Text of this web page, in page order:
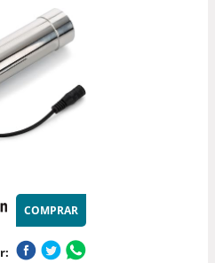
o sistema de
con
sensor flujo
1GPM, 110-
COMPRAR